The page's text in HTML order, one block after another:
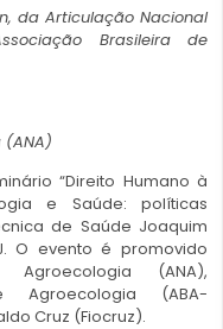
da Articulação Nacional
Brasileira de
“Direito Humano à
e Saúde: políticas
de Saúde Joaquim
O evento é promovido
(ANA),
Agroecologia (ABA-
Cruz (Fiocruz).